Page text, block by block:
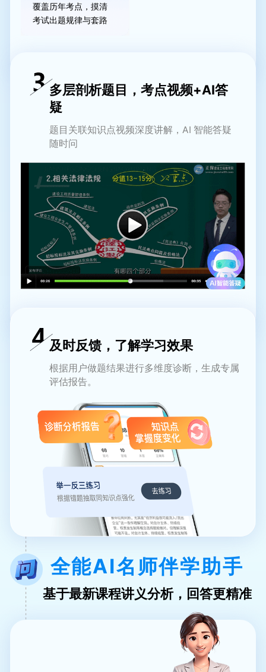
覆盖历年考点，摸清
考试出题规律与套路
多层剖析题目，考点视频+AI答
疑
题目关联知识点视频深度讲解，AI 智能答疑
随时问
及时反馈，了解学习效果
根据用户做题结果进行多维度诊断，生成专属
评估报告。
全能AI名师伴学助手
基于最新课程讲义分析，回答更精准